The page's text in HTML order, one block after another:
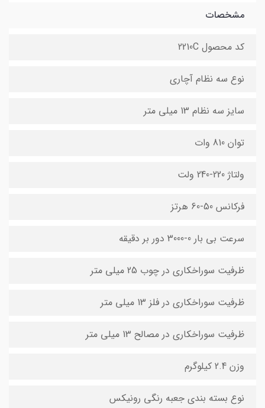
مشخصات
کد محصول 2210C
نوع سه نظام آچاری
سایز سه نظام 13 میلی متر
توان 810 وات
ولتاژ 220-240 ولت
فرکانس 50-60 هرتز
سرعت بی بار 0-3000 دور بر دقیقه
ظرفیت سوراخکاری در چوب 25 میلی متر
ظرفیت سوراخکاری در فلز 13 میلی متر
ظرفیت سوراخکاری در مصالح 13 میلی متر
وزن 2.4 کیلوگرم
نوع بسته بندی جعبه رنگی رونیکس